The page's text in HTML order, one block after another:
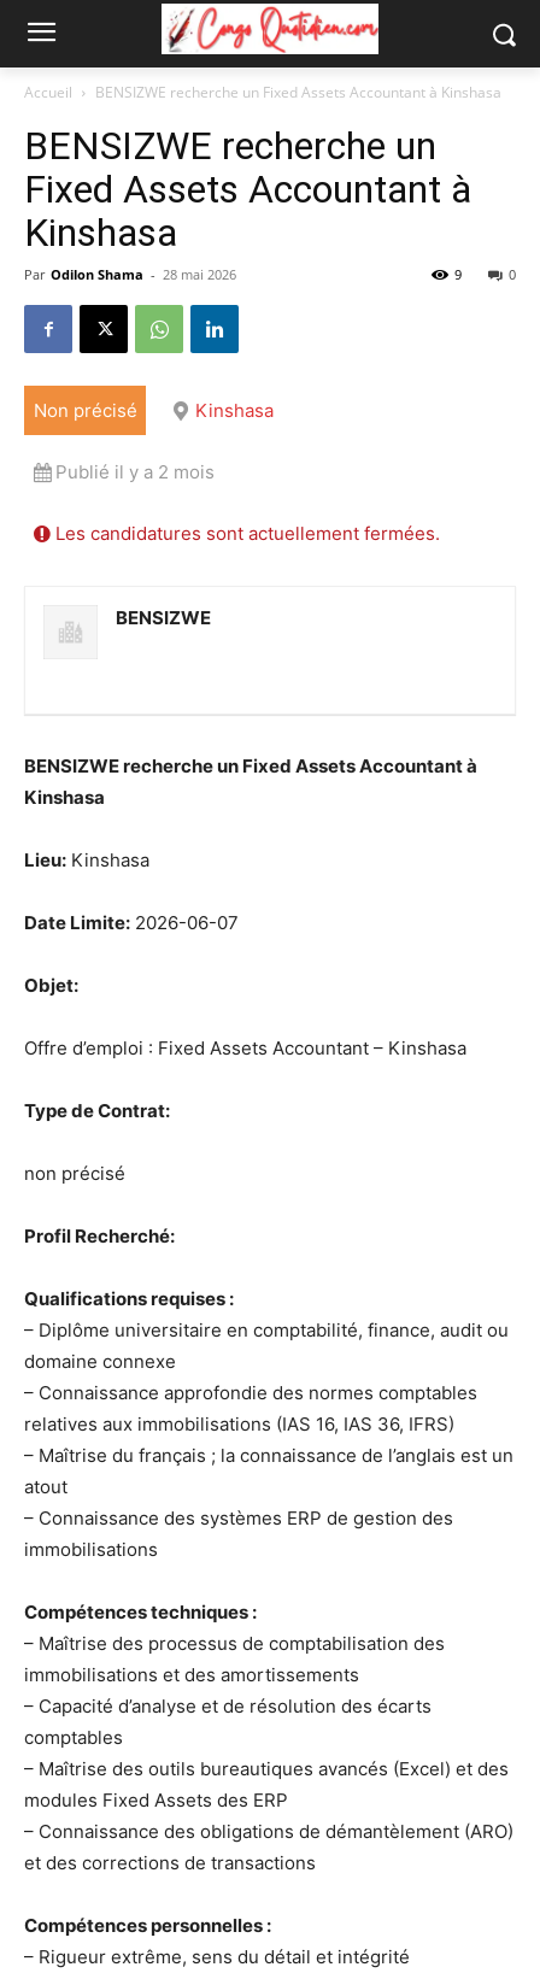
Accueil BENSIZWE recherche un Fixed Assets Accountant à Kinshasa
BENSIZWE recherche un
Fixed Assets Accountant à
Kinshasa
Par Odilon Shama - 28 mai 2026 0
9
Non précisé Kinshasa
Publié il y a 2 mois
Les candidatures sont actuellement fermées.
BENSIZWE
BENSIZWE recherche un Fixed Assets Accountant à
Kinshasa
Lieu: Kinshasa
Date Limite: 2026-06-07
Objet:
Offre d’emploi : Fixed Assets Accountant – Kinshasa
Type de Contrat:
non précisé
Profil Recherché:
Qualifications requises :
– Diplôme universitaire en comptabilité, finance, audit ou
domaine connexe
– Connaissance approfondie des normes comptables
relatives aux immobilisations (IAS 16, IAS 36, IFRS)
– Maîtrise du français ; la connaissance de l’anglais est un
atout
– Connaissance des systèmes ERP de gestion des
immobilisations
Compétences techniques :
– Maîtrise des processus de comptabilisation des
immobilisations et des amortissements
– Capacité d’analyse et de résolution des écarts
comptables
– Maîtrise des outils bureautiques avancés (Excel) et des
modules Fixed Assets des ERP
– Connaissance des obligations de démantèlement (ARO)
et des corrections de transactions
Compétences personnelles :
– Rigueur extrême, sens du détail et intégrité